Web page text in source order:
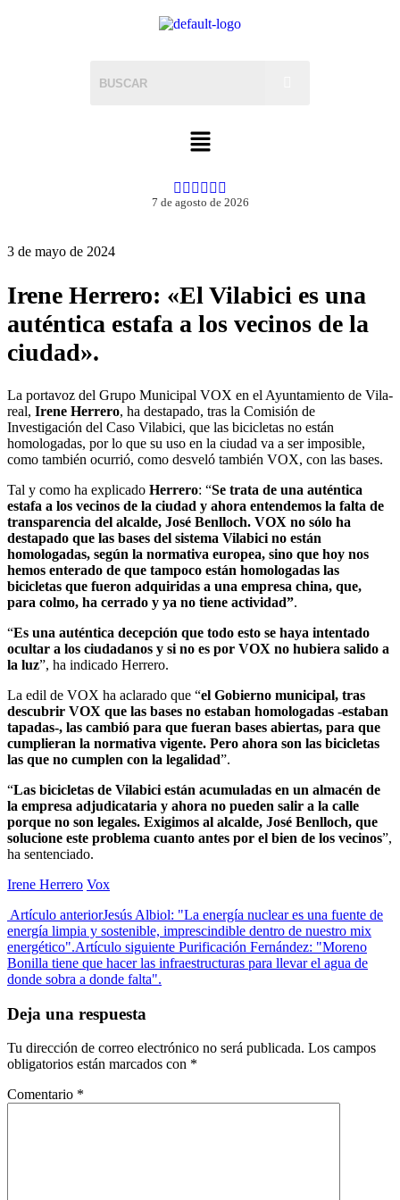
7 de agosto de 2026
3 de mayo de 2024
Irene Herrero: «El Vilabici es una
auténtica estafa a los vecinos de la
ciudad».
La portavoz del Grupo Municipal VOX en el Ayuntamiento de Vila-
real, Irene Herrero, ha destapado, tras la Comisión de
Investigación del Caso Vilabici, que las bicicletas no están
homologadas, por lo que su uso en la ciudad va a ser imposible,
como también ocurrió, como desveló también VOX, con las bases.
Tal y como ha explicado Herrero: “Se trata de una auténtica
estafa a los vecinos de la ciudad y ahora entendemos la falta de
transparencia del alcalde, José Benlloch. VOX no sólo ha
destapado que las bases del sistema Vilabici no están
homologadas, según la normativa europea, sino que hoy nos
hemos enterado de que tampoco están homologadas las
bicicletas que fueron adquiridas a una empresa china, que,
para colmo, ha cerrado y ya no tiene actividad”.
“Es una auténtica decepción que todo esto se haya intentado
ocultar a los ciudadanos y si no es por VOX no hubiera salido a
la luz”, ha indicado Herrero.
La edil de VOX ha aclarado que “el Gobierno municipal, tras
descubrir VOX que las bases no estaban homologadas -estaban
tapadas-, las cambió para que fueran bases abiertas, para que
cumplieran la normativa vigente. Pero ahora son las bicicletas
las que no cumplen con la legalidad”.
“Las bicicletas de Vilabici están acumuladas en un almacén de
la empresa adjudicataria y ahora no pueden salir a la calle
porque no son legales. Exigimos al alcalde, José Benlloch, que
solucione este problema cuanto antes por el bien de los vecinos”,
ha sentenciado.
Irene Herrero Vox
Artículo anteriorJesús Albiol: "La energía nuclear es una fuente de
energía limpia y sostenible, imprescindible dentro de nuestro mix
energético".Artículo siguiente Purificación Fernández: "Moreno
Bonilla tiene que hacer las infraestructuras para llevar el agua de
donde sobra a donde falta".
Deja una respuesta
Tu dirección de correo electrónico no será publicada. Los campos
obligatorios están marcados con *
Comentario *